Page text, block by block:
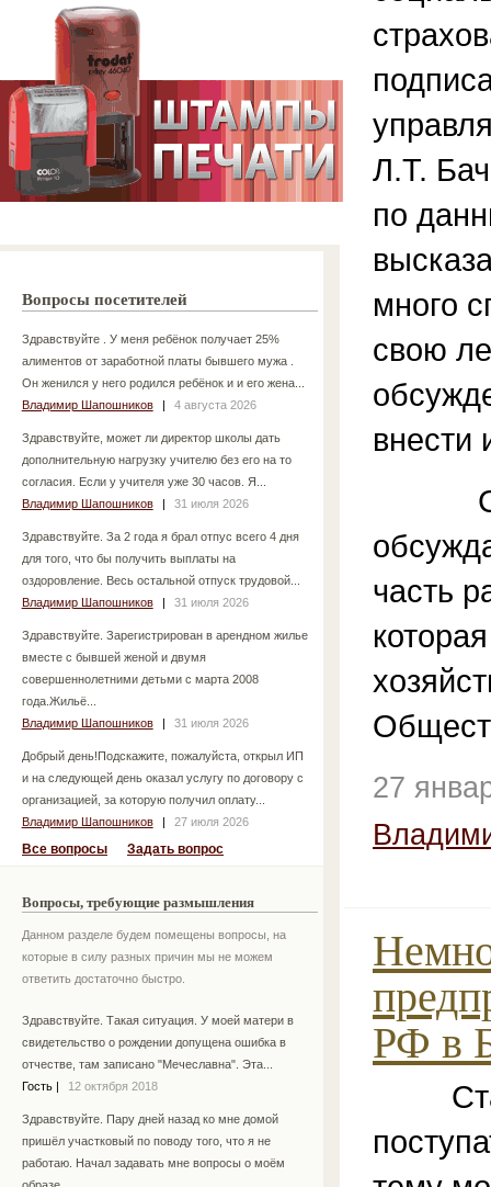
Вопросы посетителей
Здравствуйте . У меня ребёнок получает 25%
алиментов от заработной платы бывшего мужа .
Он женился у него родился ребёнок и и его жена...
Владимир Шапошников
| 4 августа 2026
Здравствуйте, может ли директор школы дать
дополнительную нагрузку учителю без его на то
согласия. Если у учителя уже 30 часов. Я...
Владимир Шапошников
| 31 июля 2026
Здравствуйте. За 2 года я брал отпус всего 4 дня
для того, что бы получить выплаты на
оздоровление. Весь остальной отпуск трудовой...
Владимир Шапошников
| 31 июля 2026
Здравствуйте. Зарегистрирован в арендном жилье
вместе с бывшей женой и двумя
совершеннолетними детьми с марта 2008
года.Жильё...
Владимир Шапошников
| 31 июля 2026
Добрый день!Подскажите, пожалуйста, открыл ИП
и на следующей день оказал услугу по договору с
организацией, за которую получил оплату...
Владимир Шапошников
| 27 июля 2026
Все вопросы Задать вопрос
Вопросы, требующие размышления
Данном разделе будем помещены вопросы, на
которые в силу разных причин мы не можем
ответить достаточно быстро.
Здравствуйте. Такая ситуация. У моей матери в
свидетельство о рождении допущена ошибка в
отчестве, там записано "Мечеславна". Эта...
Гость | 12 октября 2018
Здравствуйте. Пару дней назад ко мне домой
пришёл участковый по поводу того, что я не
работаю. Начал задавать мне вопросы о моём
Л.Т.
по
много
свою
внести
часть
27
РФ в